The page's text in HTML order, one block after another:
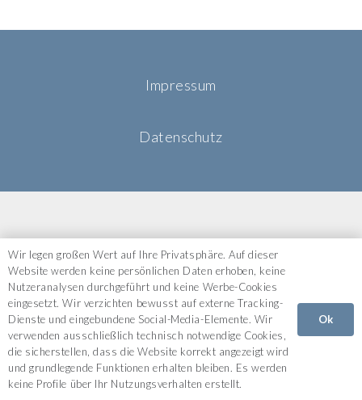
Impressum
Datenschutz
Wir legen großen Wert auf Ihre Privatsphäre. Auf dieser
Website werden keine persönlichen Daten erhoben, keine
Nutzeranalysen durchgeführt und keine Werbe-Cookies
eingesetzt. Wir verzichten bewusst auf externe Tracking-
Dienste und eingebundene Social-Media-Elemente. Wir
verwenden ausschließlich technisch notwendige Cookies,
die sicherstellen, dass die Website korrekt angezeigt wird
und grundlegende Funktionen erhalten bleiben. Es werden
keine Profile über Ihr Nutzungsverhalten erstellt.
Ok